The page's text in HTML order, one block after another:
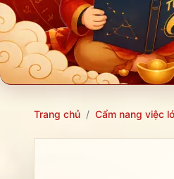
Trang chủ / Cẩm nang việc